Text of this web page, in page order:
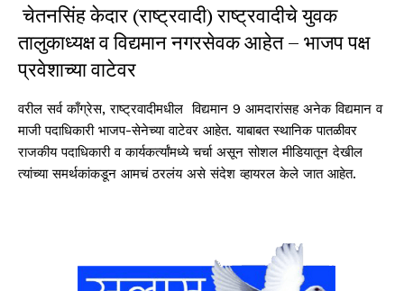
चेतनसिंह केदार (राष्ट्रवादी) राष्ट्रवादीचे युवक
तालुकाध्यक्ष व विद्यमान नगरसेवक आहेत – भाजप पक्ष
प्रवेशाच्या वाटेवर
वरील सर्व काँग्रेस, राष्ट्रवादीमधील विद्यमान 9 आमदारांसह अनेक विद्यमान व
माजी पदाधिकारी भाजप-सेनेच्या वाटेवर आहेत. याबाबत स्थानिक पातळीवर
राजकीय पदाधिकारी व कार्यकर्त्यांमध्ये चर्चा असून सोशल मीडियातून देखील
त्यांच्या समर्थकांकडून आमचं ठरलंय असे संदेश व्हायरल केले जात आहेत.